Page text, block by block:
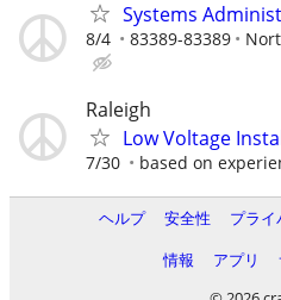
Systems
8/4 83389-83389
Raleigh
Low Voltage
7/30 based on
ヘルプ 安全性 プラ
情報
アプリ